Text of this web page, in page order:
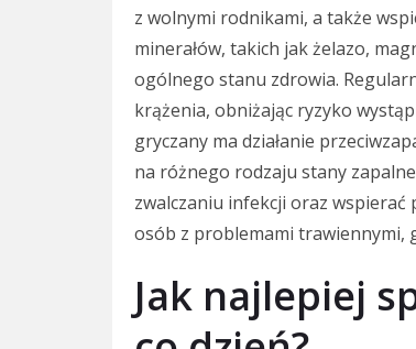
z wolnymi rodnikami, a także
minerałów, takich jak żelazo,
ogólnego stanu zdrowia.
krążenia, obniżając ryzyko
gryczany ma działanie
na różnego rodzaju stany
zwalczaniu infekcji oraz
osób z problemami trawiennymi,
Jak najlepiej